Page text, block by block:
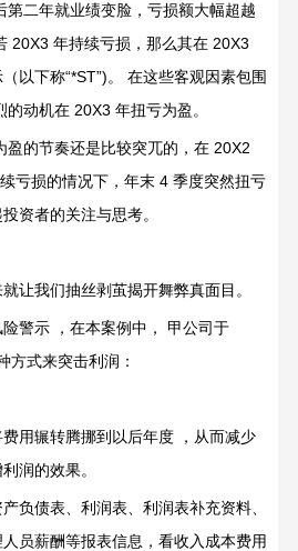
第二年就业绩变脸，亏损额大幅超越
20X3 年持续亏损，那么其在20X3
以下称“*ST”)。
在这些客观因素包围
的动机在20X3 年扭亏为盈。
盈的节奏还是比较突兀的，在20X2
亏损的情况下，年末4 季度突然扭亏
资者的关注与思考。
让我们抽丝剥茧揭开舞弊真面目。
警示 ，在本案例中，
甲公司于
方式来突击利润：
用辗转腾挪到以后年度
，从而减少
润的效果。
负债表、利润表、利润表补充资料、
员薪酬等报表信息，看收入成本费用